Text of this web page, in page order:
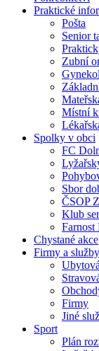
Praktické
Pošta
Senior
Zubní
Místní
Spolky v obci
FC
Sbor
ČSOP
Klub
Farnost
Chystané akce
Firmy a služby
Firmy
Jiné
Sport
Plán